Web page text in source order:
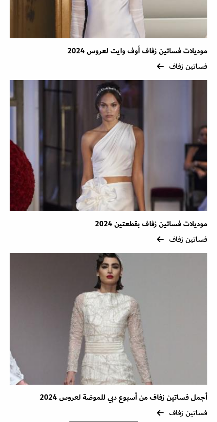
موديلات فساتين زفاف أوف وايت لعروس 2024
فساتين زفاف
موديلات فساتين زفاف بقطعتين 2024
فساتين زفاف
أجمل فساتين زفاف من أسبوع دبي للموضة لعروس 2024
فساتين زفاف